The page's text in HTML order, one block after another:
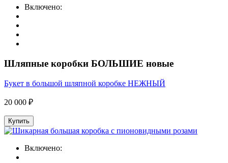
Включено:
Шляпные коробки БОЛЬШИЕ новые
Букет в большой шляпной коробке НЕЖНЫЙ
20 000 ₽
Купить
Включено: